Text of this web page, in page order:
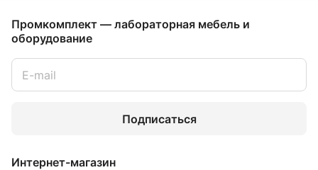
Промкомплект — лабораторная мебель и
оборудование
Подписаться
Интернет-магазин